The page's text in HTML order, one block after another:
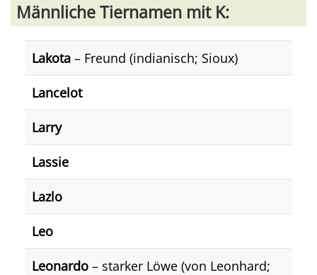
Männliche Tiernamen mit K:
Lakota – Freund (indianisch; Sioux)
Lancelot
Larry
Lassie
Lazlo
Leo
Leonardo – starker Löwe (von Leonhard;